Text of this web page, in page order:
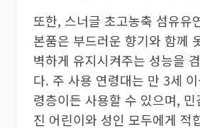
또한, 스너글 초고농축 섬유유
본품은 부드러운 향기와 함께
벽하게 유지시켜주는 성능을
다. 주 사용 연령대는 만 3세
령층이든 사용할 수 있으며,
진 어린이와 성인 모두에게 적